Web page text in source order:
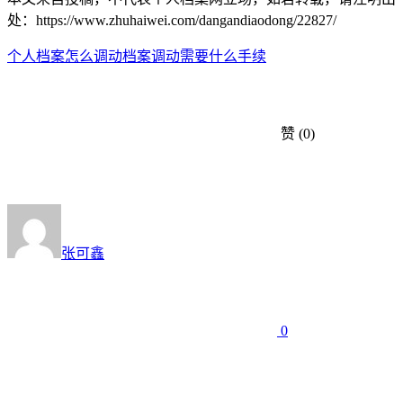
处：https://www.zhuhaiwei.com/dangandiaodong/22827/
个人档案怎么调动档案调动需要什么手续
赞 (0)
张可鑫
0